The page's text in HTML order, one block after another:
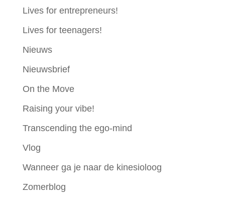
Lives for entrepreneurs!
Lives for teenagers!
Nieuws
Nieuwsbrief
On the Move
Raising your vibe!
Transcending the ego-mind
Vlog
Wanneer ga je naar de kinesioloog
Zomerblog